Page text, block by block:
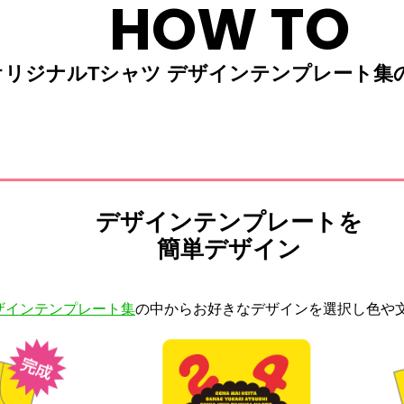
HOW TO
リジナルTシャツ デザインテンプレート集
デザインテンプレートを
簡単デザイン
インテンプレート集の中からお好きなデザインを選択し色や